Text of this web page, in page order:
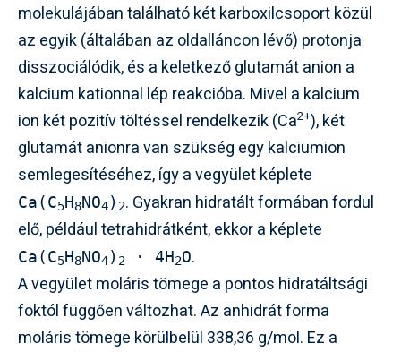
molekulájában található két karboxilcsoport közül
az egyik (általában az oldalláncon lévő) protonja
disszociálódik, és a keletkező glutamát anion a
kalcium kationnal lép reakcióba. Mivel a kalcium
ion két pozitív töltéssel rendelkezik (Ca2+), két
glutamát anionra van szükség egy kalciumion
semlegesítéséhez, így a vegyület képlete
Ca(C5H8NO4) 2. Gyakran hidratált formában fordul
elő, például tetrahidrátként, ekkor a képlete
Ca(C5H8NO4) 2 · 4H2O.
A vegyület moláris tömege a pontos hidratáltsági
foktól függően változhat. Az anhidrát forma
moláris tömege körülbelül 338,36 g/mol. Ez a